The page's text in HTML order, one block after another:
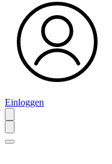
Einloggen